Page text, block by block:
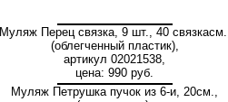
Муляж Перец связка, 9 шт., 40
(облегченный пластик),
артикул 02021538,
цена: 990 руб.
Муляж Петрушка пучок из 6-и, 20см.,